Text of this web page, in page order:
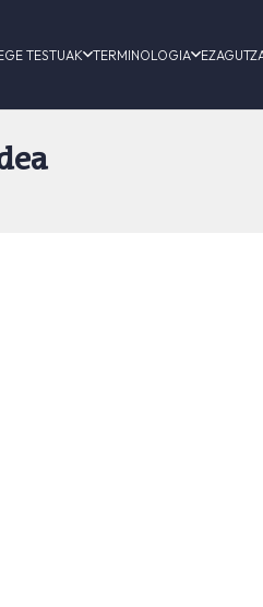
TESTUAK TERMINOLOGIA